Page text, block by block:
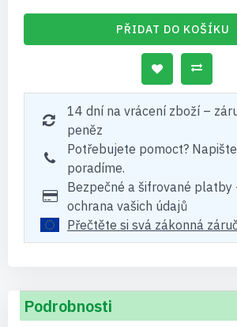
PŘIDAT DO KOŠÍKU
14 dní na vrácení zboží –
peněz
Potřebujete pomoct?
poradíme.
Bezpečné a šifrované platby
ochrana vašich údajů
Přečtěte si svá zákonná
Podrobnosti